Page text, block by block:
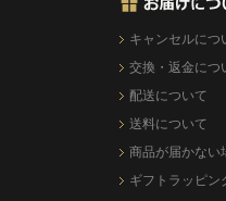
キャンセルにつ
交換・返金につ
配送について
送料について
商品が届かない
ギフトラッピン